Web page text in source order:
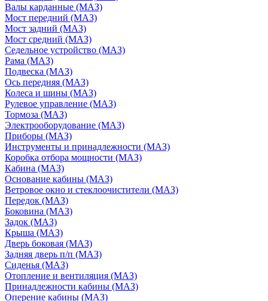
Валы карданные (МАЗ)
Мост передний (МАЗ)
Мост задний (МАЗ)
Мост средний (МАЗ)
Седельное устройство (МАЗ)
Рама (МАЗ)
Подвеска (МАЗ)
Ось передняя (МАЗ)
Колеса и шины (МАЗ)
Рулевое управление (МАЗ)
Тормоза (МАЗ)
Электрооборудование (МАЗ)
Приборы (МАЗ)
Инструменты и принадлежности (МАЗ)
Коробка отбора мощности (МАЗ)
Кабина (МАЗ)
Основание кабины (МАЗ)
Ветровое окно и стеклоочистители (МАЗ)
Передок (МАЗ)
Боковина (МАЗ)
Задок (МАЗ)
Крыша (МАЗ)
Дверь боковая (МАЗ)
Задняя дверь п/п (МАЗ)
Сиденья (МАЗ)
Отопление и вентиляция (МАЗ)
Принадлежности кабины (МАЗ)
Оперение кабины (МАЗ)